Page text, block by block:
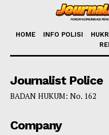
HOME INFO POLISI
Journalist Police
BADAN HUKUM: No. 162
Company